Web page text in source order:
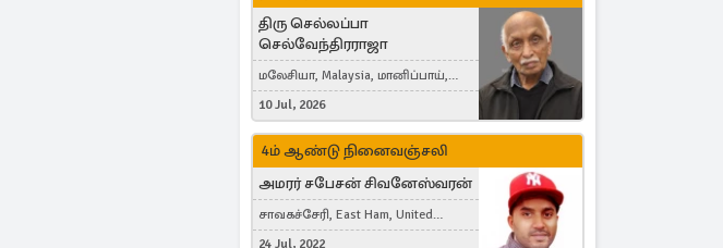
திரு செல்லப்பா
செல்வேந்திரராஜா
மலேசியா, Malaysia, மானிப்பாய்,
Duisburg, Germany, London, United
Kingdom
10 Jul, 2026
4ம் ஆண்டு நினைவஞ்சலி
அமரர் சபேசன் சிவனேஸ்வரன்
சாவகச்சேரி, East Ham, United
Kingdom
24 Jul, 2022